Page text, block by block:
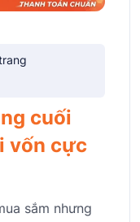
cuối
vốn cực
sắm nhưng